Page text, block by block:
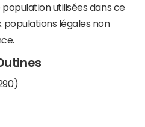
population utilisées dans ce
légales non